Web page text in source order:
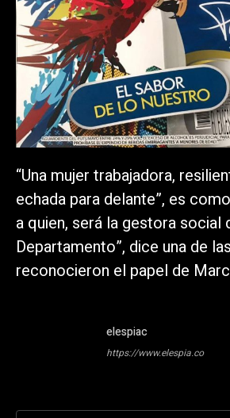
“Una mujer trabajadora,
echada para delante”, es
a quien, será la gestora social
Departamento”, dice una de
reconocieron el papel de
elespiac
https://www.elespia.co